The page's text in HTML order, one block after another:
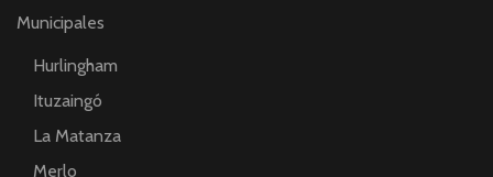
Municipales
Hurlingham
Ituzaingó
La Matanza
Merlo